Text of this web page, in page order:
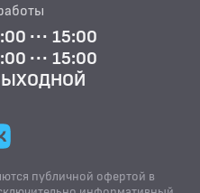
··· 15:00
··· 15:00
публичной офертой в